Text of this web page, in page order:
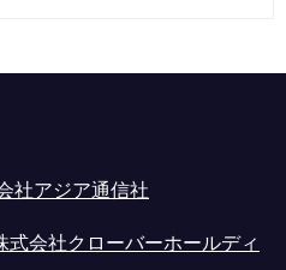
社アジア通信社
式会社クローバーホールディ